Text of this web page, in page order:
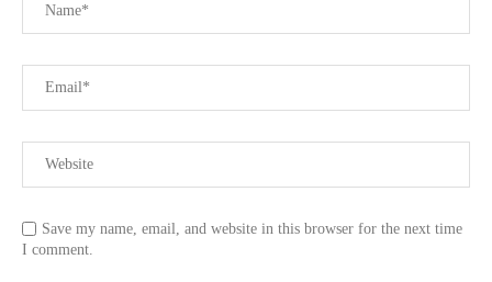
Save my name, email, and website in this browser for the next time
I comment.